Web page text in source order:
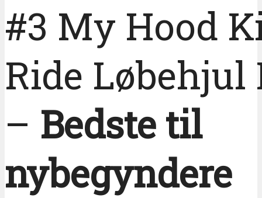
#3 My Hood
Ride Løbehjul
– Bedste til
nybegyndere